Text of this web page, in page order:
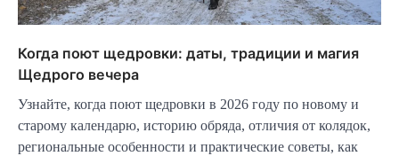
Когда поют щедровки: даты, традиции и магия
Щедрого вечера
Узнайте, когда поют щедровки в 2026 году по новому и
старому календарю, историю обряда, отличия от колядок,
региональные особенности и практические советы, как